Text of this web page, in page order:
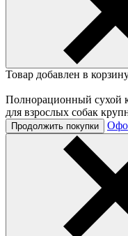
Товар добавлен в
Полнорационный сухой
для взрослых собак
Продолжить покупки